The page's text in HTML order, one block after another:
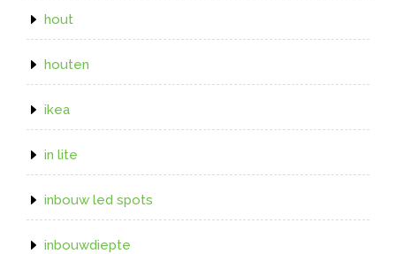
hout
houten
ikea
in lite
inbouw led spots
inbouwdiepte